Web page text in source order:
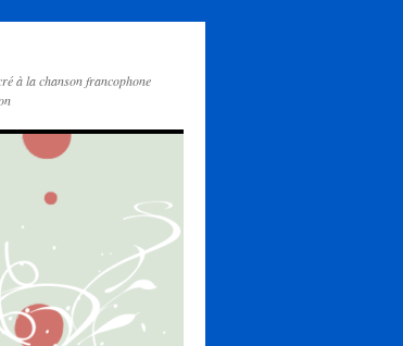
à la chanson francophone